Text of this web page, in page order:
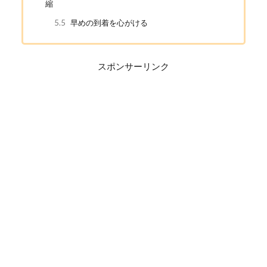
縮
5.5 早めの到着を心がける
スポンサーリンク